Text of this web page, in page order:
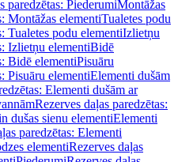
paredzētas: PiederumiMontāžas
Montāžas elementiTualetes podu
Tualetes podu elementiIzlietņu
Izlietņu elementiBidē
Bidē elementiPisuāru
Pisuāru elementiElementi dušām
Elementi dušām ar
Rezerves daļas paredzētas:
dušas sienu elementiElementi
paredzētas: Elementi
elementiRezerves daļas